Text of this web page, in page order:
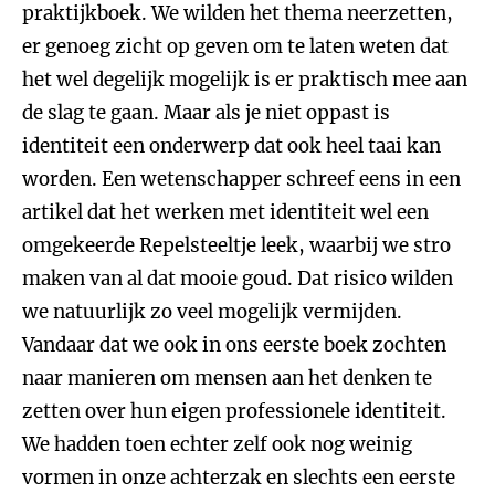
praktijkboek. We wilden het thema neerzetten,
er genoeg zicht op geven om te laten weten dat
het wel degelijk mogelijk is er praktisch mee aan
de slag te gaan. Maar als je niet oppast is
identiteit een onderwerp dat ook heel taai kan
worden. Een wetenschapper schreef eens in een
artikel dat het werken met identiteit wel een
omgekeerde Repelsteeltje leek, waarbij we stro
maken van al dat mooie goud. Dat risico wilden
we natuurlijk zo veel mogelijk vermijden.
Vandaar dat we ook in ons eerste boek zochten
naar manieren om mensen aan het denken te
zetten over hun eigen professionele identiteit.
We hadden toen echter zelf ook nog weinig
vormen in onze achterzak en slechts een eerste